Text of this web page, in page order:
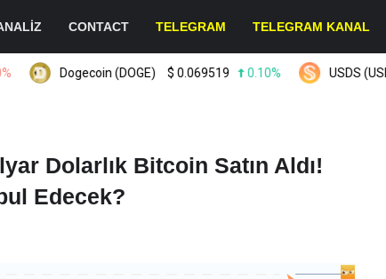
CONTACT TELEGRAM TELEGRAM KANAL
Dogecoin (DOGE) $0.069519 0.10% USDS (USDS)
Dolarlık Bitcoin Satın Aldı!
Edecek?